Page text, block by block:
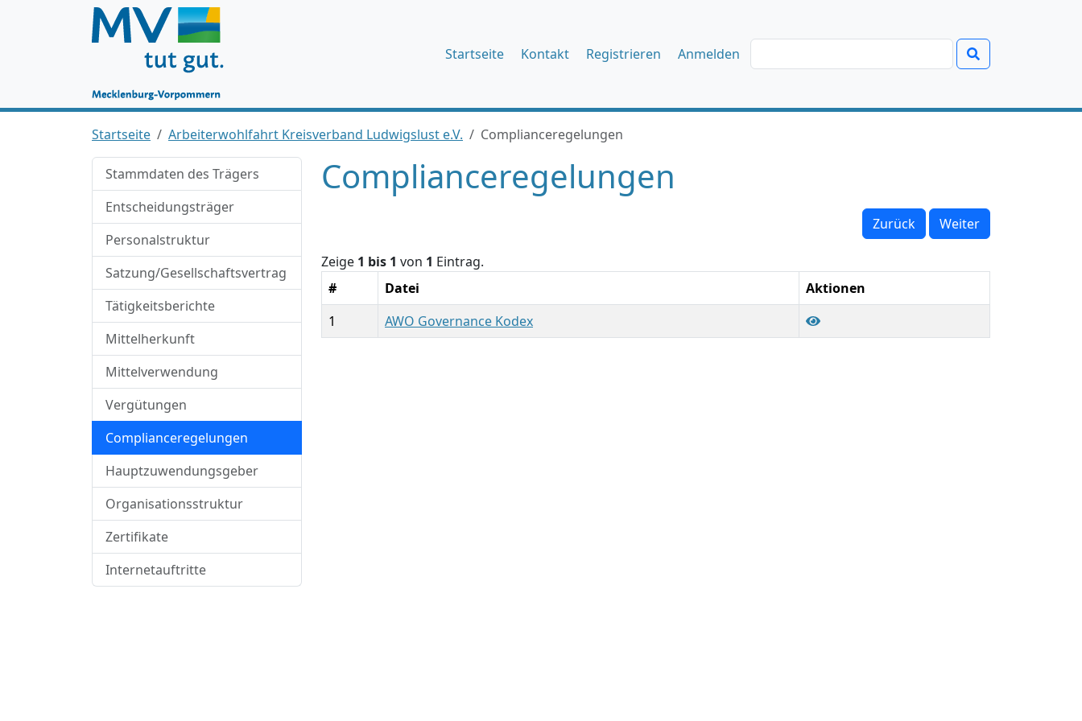
Startseite Kontakt Registrieren Anmelden
Startseite Arbeiterwohlfahrt Kreisverband Ludwigslust e.V. Complianceregelungen
Stammdaten des Trägers
Entscheidungsträger
Personalstruktur
Satzung/Gesellschaftsvertrag
Tätigkeitsberichte
Mittelherkunft
Mittelverwendung
Vergütungen
Complianceregelungen
Hauptzuwendungsgeber
Organisationsstruktur
Zertifikate
Internetauftritte
Complianceregelungen
Zurück Weiter
Zeige 1 bis 1 von 1 Eintrag.
#
Datei
Aktionen
1
AWO Governance Kodex